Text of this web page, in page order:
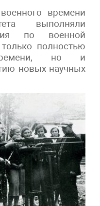
времени
выполняли
по военной
полностью
но и
новых научных